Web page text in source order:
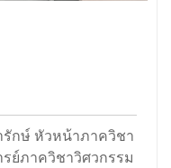
รักษ์ หัวหน้าภาควิชา
ย์ภาควิชาวิศวกรรม